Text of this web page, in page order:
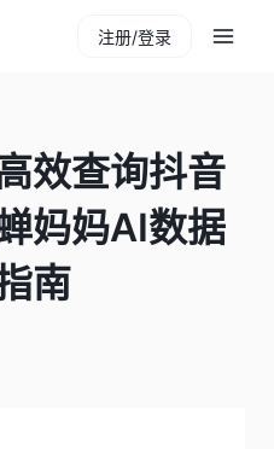
注册/登录
效查询抖音
妈妈AI数据
南